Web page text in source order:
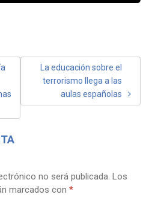
La educación sobre el
terrorismo llega a las
aulas españolas
no será publicada. Los
marcados con *